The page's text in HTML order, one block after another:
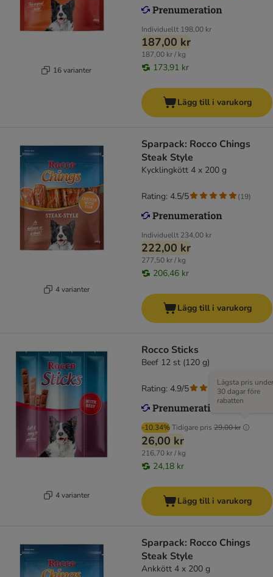
16 varianter
Individuellt 198,00 kr
187,00 kr
187,00 kr / kg
173,91 kr
Lägg till i varukorg
4 varianter
Sparpack: Rocco Chings
Steak Style
Kycklingkött 4 x 200 g
Individuellt 234,00 kr
222,00 kr
277,50 kr / kg
206,46 kr
Rating: 4.5/5 (19)
Lägg till i varukorg
4 varianter
Rocco Sticks
Beef 12 st (120 g)
-10.34%Tidigare pris 29,00 kr
Lägsta pris under
30 dagar före
rabatten
26,00 kr
216,70 kr / kg
24,18 kr
Rating: 4.9/5 (15)
Lägg till i varukorg
Sparpack: Rocco Chings
Steak Style
Ankkött 4 x 200 g